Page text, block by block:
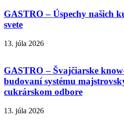
GASTRO – Úspechy našich
svete
13. júla 2026
GASTRO – Švajčiarske
budovaní systému
cukrárskom odbore
13. júla 2026